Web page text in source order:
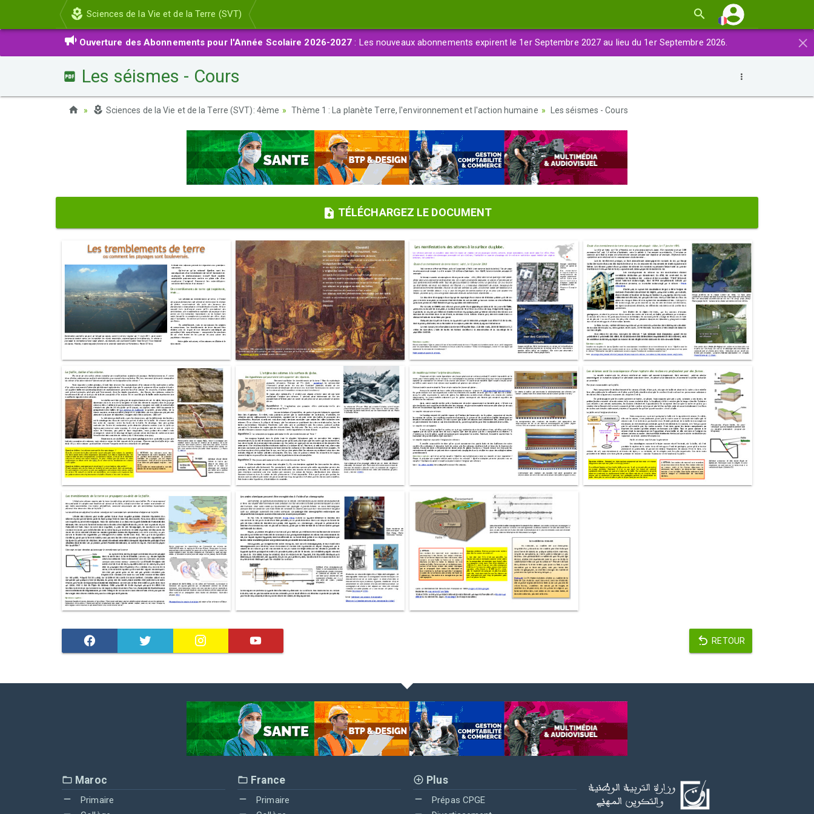
Sciences de la Vie et de la Terre (SVT)
×
Ouverture des Abonnements pour l'Année Scolaire 2026-2027 : Les nouveaux abonnements expirent le 1er Septembre 2027 au lieu du 1er Septembre 2026.
Les séismes - Cours
Sciences de la Vie et de la Terre (SVT): 4ème Thème 1 : La planète Terre, l'environnement et l'action humaine Les séismes - Cours
TÉLÉCHARGEZ LE DOCUMENT
RETOUR
Maroc
Primaire
France
Primaire
Plus
Prépas CPGE